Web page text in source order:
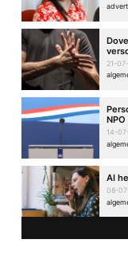
21-
NPO
14-
AI
08-